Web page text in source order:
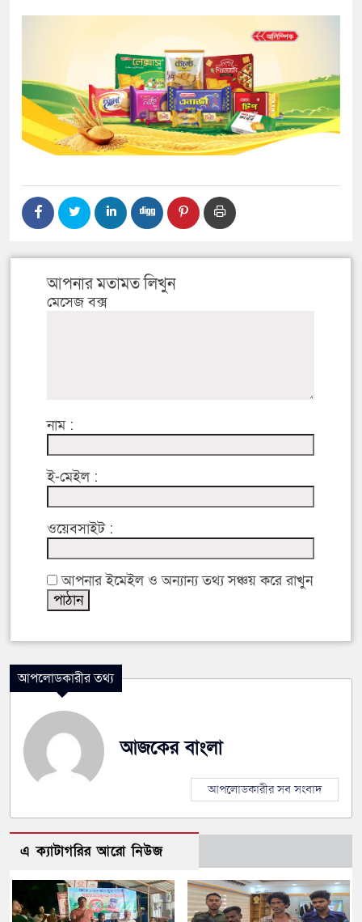
আপনার মতামত লিখুন
মেসেজ বক্স
নাম :
ই-মেইল :
ওয়েবসাইট :
আপনার ইমেইল ও অন্যান্য তথ্য সঞ্চয় করে রাখুন
আপলোডকারীর তথ্য
আজকের বাংলা
আপলোডকারীর সব সংবাদ
এ ক্যাটাগরির আরো নিউজ